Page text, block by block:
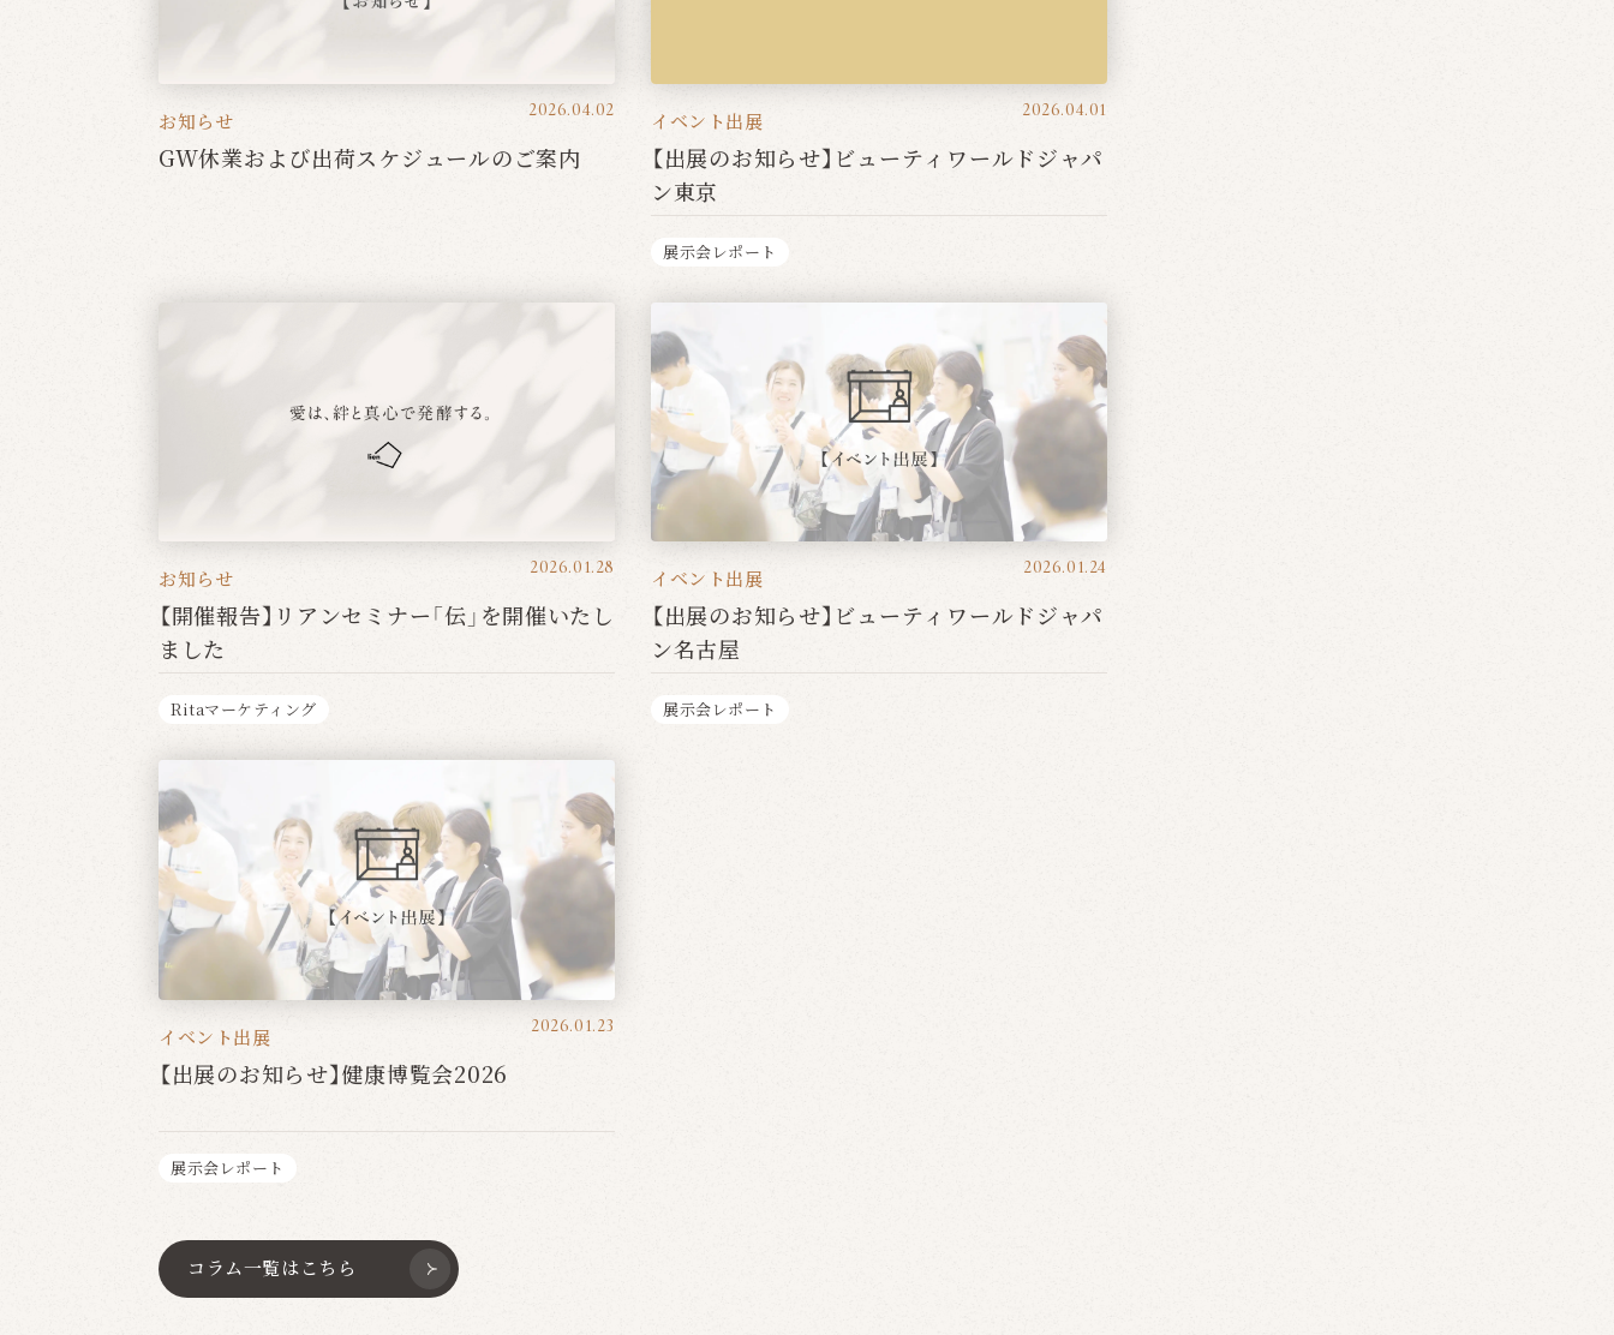
お知らせ 2026.04.02
GW休業および出荷スケジュールのご案内
イベント出展 2026.04.01
【出展のお知らせ】ビューティワールドジャパ
ン東京
展示会レポート
お知らせ 2026.01.28
【開催報告】リアンセミナー「伝」を開催いたし
ました
Ritaマーケティング
イベント出展 2026.01.24
【出展のお知らせ】ビューティワールドジャパ
ン名古屋
展示会レポート
イベント出展 2026.01.23
【出展のお知らせ】健康博覧会2026
展示会レポート
コラム一覧はこちら